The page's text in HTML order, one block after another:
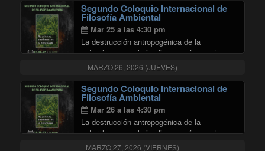
Segundo Coloquio Internacional de
Filosofía Ambiental
Mar 25 a las 4:30 pm
La destrucción antropogénica de la
naturaleza no solo implica un crimen a la
biodiversidad, sino también una forma de
autodestrucción ambiental que involucra al
ser humano y su especie. Este encuentro se
propone rescatar aspectos …
Continuar leyendo "Segundo Coloquio Internacional
MARZO 26, 2026 (JUEVES)
Segundo Coloquio Internacional de
Filosofía Ambiental
Mar 26 a las 4:30 pm
La destrucción antropogénica de la
naturaleza no solo implica un crimen a la
biodiversidad, sino también una forma de
MARZO 27, 2026 (VIERNES)